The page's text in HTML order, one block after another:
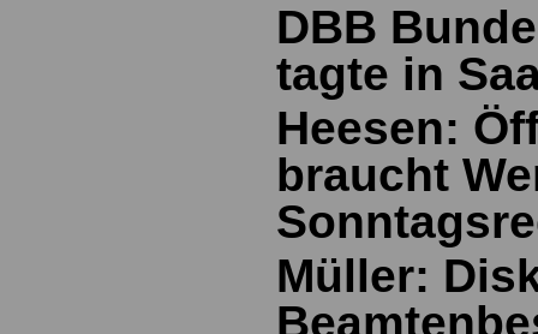
DBB
tagte in
Heesen:
braucht
Müller: